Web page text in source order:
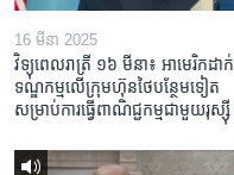
16 មីនា 2025
វិទ្យុពេលរាត្រី ១៦ មីនា៖ អាមេរិក​ដាក់​
ទណ្ឌកម្ម​លើ​ក្រុមហ៊ុន​ថៃ​បន្ថែម​ទៀត​
សម្រាប់​ការ​ធ្វើ​ពាណិជ្ជកម្ម​ជាមួយ​រុស្ស៊ី